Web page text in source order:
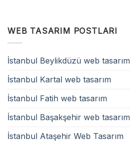
WEB TASARIM POSTLARI
İstanbul Beylikdüzü web tasarım
İstanbul Kartal web tasarım
İstanbul Fatih web tasarım
İstanbul Başakşehir web tasarım
İstanbul Ataşehir Web Tasarım